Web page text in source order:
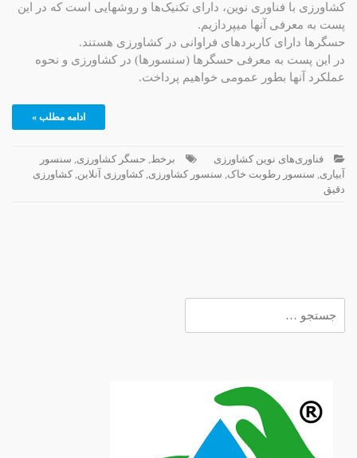
کشاورزی با فناوری نوین، دارای تکنیک‌ها و روشهایی است که در این
پست به معرفی آنها میپردازیم.
حسگرها دارای کاربردهای فراوانی در کشاورزی هستند.
در این پست به معرفی حسگرها (سنسورها) در کشاورزی و نحوه
عملکرد آنها بطور عمومی خواهیم پرداخت.
ادامه مطلب »
فناوری‌های نوین کشاورزی برخط حسگر کشاورزی سنسور
آبیاری سنسور رطوبت خاک سنسور کشاورزی کشاورزی آنلاین کشاورزی
دقیق
برای: